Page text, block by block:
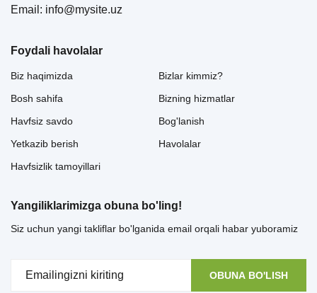
Email: info@mysite.uz
Foydali havolalar
Biz haqimizda
Bosh sahifa
Havfsiz savdo
Yetkazib berish
Havfsizlik tamoyillari
Bizlar kimmiz?
Bizning hizmatlar
Bog'lanish
Havolalar
Yangiliklarimizga obuna bo'ling!
Siz uchun yangi takliflar bo'lganida email orqali habar yuboramiz
OBUNA BO'LISH